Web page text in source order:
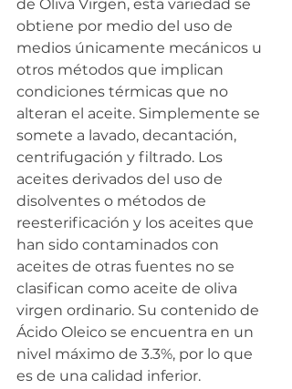
de Oliva Virgen, esta variedad se
obtiene por medio del uso de
medios únicamente mecánicos u
otros métodos que implican
condiciones térmicas que no
alteran el aceite. Simplemente se
somete a lavado, decantación,
centrifugación y filtrado. Los
aceites derivados del uso de
disolventes o métodos de
reesterificación y los aceites que
han sido contaminados con
aceites de otras fuentes no se
clasifican como aceite de oliva
virgen ordinario. Su contenido de
Ácido Oleico se encuentra en un
nivel máximo de 3.3%, por lo que
es de una calidad inferior.